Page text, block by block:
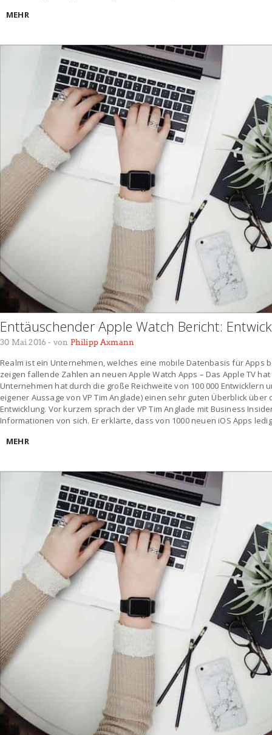
MEHR
Enttäuschender Apple Watch Bericht:
30 Mai 2016 - von Philipp Axmann
Realm ist ein Unternehmen, welches eine mobile Datenbasis für Apps
zeigen fallende Zahlen an neuen Apple Watch Apps – Das Apple TV
Unternehmen hat durch die große Reichweite von 100 000 Entwicklern
eigener Aussage von VP Tim Anglade) einen sehr guten Überblick
Entwicklung. Vor kurzem sprach der VP Tim Anglade mit Business
Informationen von sich. Er erklärte, dass von 1000 neuen iOS Apps
MEHR